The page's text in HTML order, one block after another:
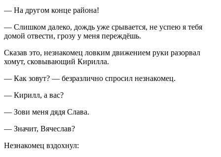
— На другом конце района!
— Слишком далеко, дождь уже срывается, не успею я тебя
домой отвести, грозу у меня переждёшь.
Сказав это, незнакомец ловким движением руки разорвал
хомут, сковывающий Кирилла.
— Как зовут? — безразлично спросил незнакомец.
— Кирилл, а вас?
— Зови меня дядя Слава.
— Значит, Вячеслав?
Незнакомец вздохнул: